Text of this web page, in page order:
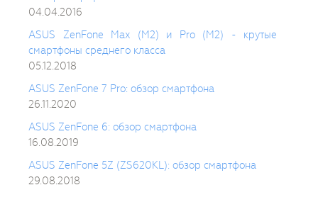
04.04.2016
ASUS ZenFone Max (M2) и Pro (M2) - крутые
смартфоны среднего класса
05.12.2018
ASUS ZenFone 7 Pro: обзор смартфона
26.11.2020
ASUS ZenFone 6: обзор смартфона
16.08.2019
ASUS ZenFone 5Z (ZS620KL): обзор смартфона
29.08.2018